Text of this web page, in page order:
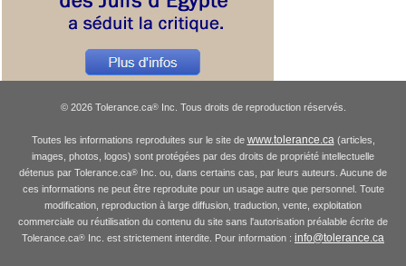
© 2026 Tolerance.ca®Inc. Tous droits de reproduction réservés.
Toutes les informations reproduites sur le site de www.tolerance.ca(articles,
images, photos, logos) sont protégées par des droits de propriété intellectuelle
détenus par Tolerance.ca® Inc. ou, dans certains cas, par leurs auteurs. Aucune de
ces informations ne peut être reproduite pour un usage autre que personnel. Toute
modification, reproduction à large diffusion, traduction, vente, exploitation
commerciale ou réutilisation du contenu du site sans l'autorisation préalable écrite de
Tolerance.ca® Inc. est strictement interdite. Pour information : info@tolerance.ca